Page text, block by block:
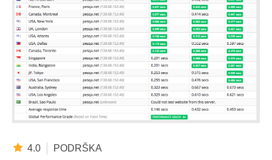
4.0 PODRŠKA